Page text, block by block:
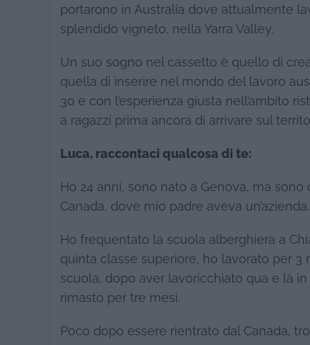
portarono in Australia dove attualmente
splendido vigneto, nella Yarra Valley.
Un suo sogno nel cassetto è quello di
quella di inserire nel mondo del lavoro
30 e con l’esperienza giusta nell’ambito
a ragazzi prima ancora di arrivare sul
Luca, raccontaci qualcosa di te:
Ho 24 anni, sono nato a Genova, ma
Canada, dove mio padre aveva un’azienda.
Ho frequentato la scuola alberghiera a
quinta classe superiore, ho lavorato per 3
scuola, dopo aver lavoricchiato qua e là
rimasto per tre mesi.
Poco dopo essere rientrato dal Canada,